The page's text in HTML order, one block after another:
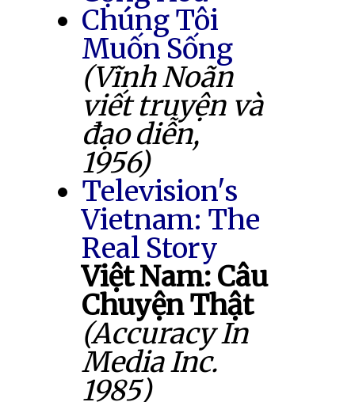
Chúng Tôi
Muốn Sống
(Vĩnh Noãn
viết truyện và
đạo diễn,
1956)
Television's
Vietnam: The
Real Story
Việt Nam: Câu
Chuyện Thật
(Accuracy In
Media Inc.
1985)